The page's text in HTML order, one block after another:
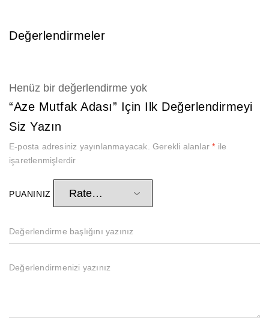
Değerlendirmeler
Henüz bir değerlendirme yok
“Aze Mutfak Adası” Için Ilk Değerlendirmeyi
Siz Yazın
E-posta adresiniz yayınlanmayacak. Gerekli alanlar* ile
işaretlenmişlerdir
PUANINIZ